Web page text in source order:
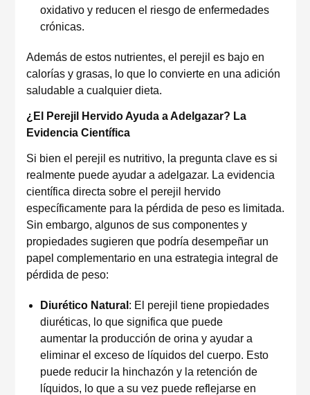
oxidativo y reducen el riesgo de enfermedades
crónicas.
Además de estos nutrientes, el perejil es bajo en
calorías y grasas, lo que lo convierte en una adición
saludable a cualquier dieta.
¿El Perejil Hervido Ayuda a Adelgazar? La
Evidencia Científica
Si bien el perejil es nutritivo, la pregunta clave es si
realmente puede ayudar a adelgazar. La evidencia
científica directa sobre el perejil hervido
específicamente para la pérdida de peso es limitada.
Sin embargo, algunos de sus componentes y
propiedades sugieren que podría desempeñar un
papel complementario en una estrategia integral de
pérdida de peso:
Diurético Natural : El perejil tiene propiedades
diuréticas, lo que significa que puede
aumentar la producción de orina y ayudar a
eliminar el exceso de líquidos del cuerpo. Esto
puede reducir la hinchazón y la retención de
líquidos, lo que a su vez puede reflejarse en